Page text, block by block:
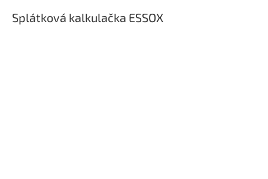
Splátková kalkulačka ESSOX